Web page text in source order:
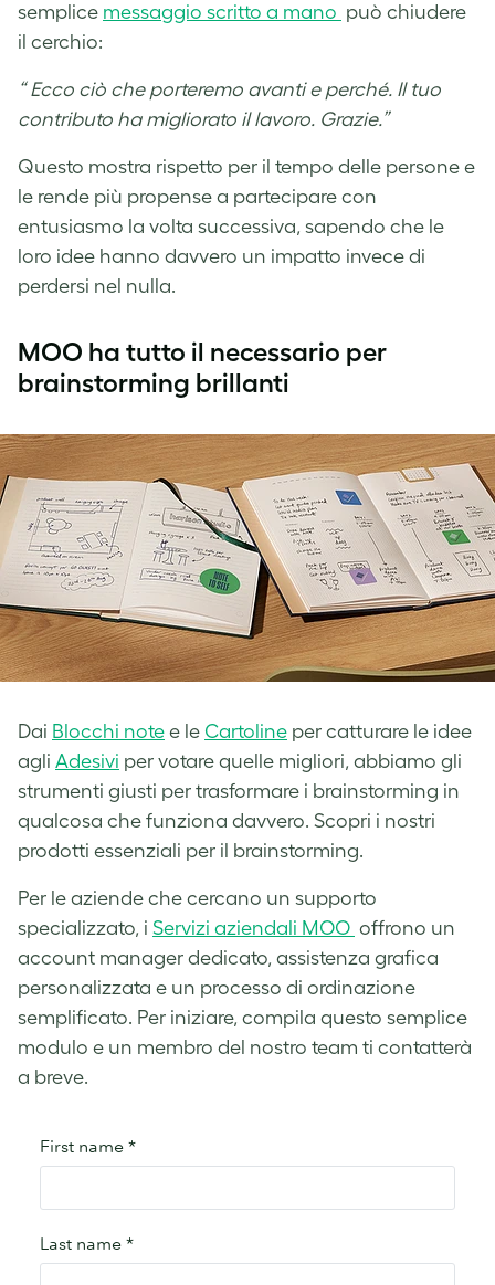
semplice messaggio scritto a mano può chiudere
il cerchio:
“ Ecco ciò che porteremo avanti e perché. Il tuo
contributo ha migliorato il lavoro. Grazie.”
Questo mostra rispetto per il tempo delle persone e
le rende più propense a partecipare con
entusiasmo la volta successiva, sapendo che le
loro idee hanno davvero un impatto invece di
perdersi nel nulla.
MOO ha tutto il necessario per
brainstorming brillanti
Dai Blocchi note e le Cartoline per catturare le idee
agli Adesivi per votare quelle migliori, abbiamo gli
strumenti giusti per trasformare i brainstorming in
qualcosa che funziona davvero. Scopri i nostri
prodotti essenziali per il brainstorming.
Per le aziende che cercano un supporto
specializzato, i Servizi aziendali MOO offrono un
account manager dedicato, assistenza grafica
personalizzata e un processo di ordinazione
semplificato. Per iniziare, compila questo semplice
modulo e un membro del nostro team ti contatterà
a breve.